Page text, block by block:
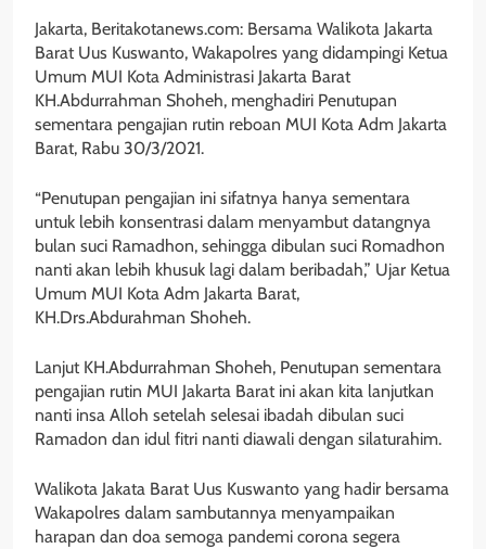
Jakarta, Beritakotanews.com: Bersama Walikota Jakarta
Barat Uus Kuswanto, Wakapolres yang didampingi Ketua
Umum MUI Kota Administrasi Jakarta Barat
KH.Abdurrahman Shoheh, menghadiri Penutupan
sementara pengajian rutin reboan MUI Kota Adm Jakarta
Barat, Rabu 30/3/2021.
“Penutupan pengajian ini sifatnya hanya sementara
untuk lebih konsentrasi dalam menyambut datangnya
bulan suci Ramadhon, sehingga dibulan suci Romadhon
nanti akan lebih khusuk lagi dalam beribadah,” Ujar Ketua
Umum MUI Kota Adm Jakarta Barat,
KH.Drs.Abdurahman Shoheh.
Lanjut KH.Abdurrahman Shoheh, Penutupan sementara
pengajian rutin MUI Jakarta Barat ini akan kita lanjutkan
nanti insa Alloh setelah selesai ibadah dibulan suci
Ramadon dan idul fitri nanti diawali dengan silaturahim.
Walikota Jakata Barat Uus Kuswanto yang hadir bersama
Wakapolres dalam sambutannya menyampaikan
harapan dan doa semoga pandemi corona segera